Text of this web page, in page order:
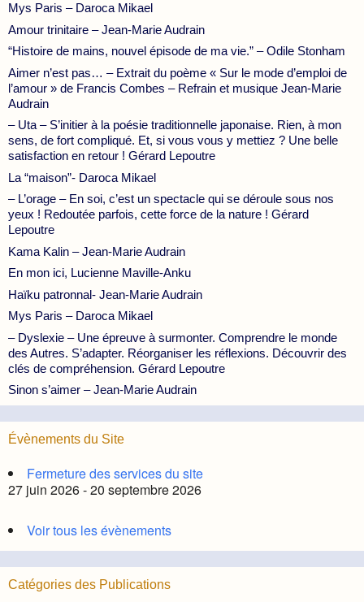
Mys Paris – Daroca Mikael
Amour trinitaire – Jean-Marie Audrain
“Histoire de mains, nouvel épisode de ma vie.” – Odile Stonham
Aimer n’est pas… – Extrait du poème « Sur le mode d’emploi de
l’amour » de Francis Combes – Refrain et musique Jean-Marie
Audrain
– Uta – S’initier à la poésie traditionnelle japonaise. Rien, à mon
sens, de fort compliqué. Et, si vous vous y mettiez ? Une belle
satisfaction en retour ! Gérard Lepoutre
La “maison”- Daroca Mikael
– L’orage – En soi, c’est un spectacle qui se déroule sous nos
yeux ! Redoutée parfois, cette force de la nature ! Gérard
Lepoutre
Kama Kalin – Jean-Marie Audrain
En mon ici, Lucienne Maville-Anku
Haïku patronnal- Jean-Marie Audrain
Mys Paris – Daroca Mikael
– Dyslexie – Une épreuve à surmonter. Comprendre le monde
des Autres. S’adapter. Réorganiser les réflexions. Découvrir des
clés de compréhension. Gérard Lepoutre
Sinon s’aimer – Jean-Marie Audrain
Évènements du Site
Fermeture des services du site
27 juin 2026 - 20 septembre 2026
Voir tous les évènements
Catégories des Publications